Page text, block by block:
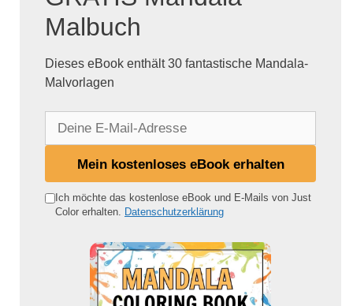
Malbuch
Dieses eBook enthält 30 fantastische Mandala-
Malvorlagen
e
Mein kostenloses eBook erhalten
Ich möchte das kostenlose eBook und E-Mails von Just
Color erhalten. Datenschutzerklärung